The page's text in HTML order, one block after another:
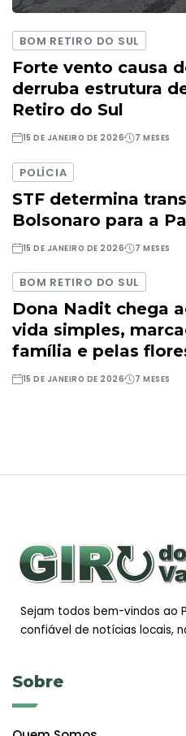
BOM RETIRO DO SUL
Forte vento causa
derruba estrutura
Retiro do Sul
15 DE JANEIRO DE 2026 7 MESES
POLÍCIA
STF determina
Bolsonaro para a
15 DE JANEIRO DE 2026 7 MESES
BOM RETIRO DO SUL
Dona Nadit chega
vida simples,
família e pelas
15 DE JANEIRO DE 2026 7 MESES
Sejam todos bem-vindos ao
confiável de notícias locais,
Sobre